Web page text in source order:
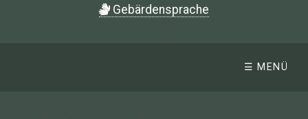
Gebärdensprache
☰ MENÜ